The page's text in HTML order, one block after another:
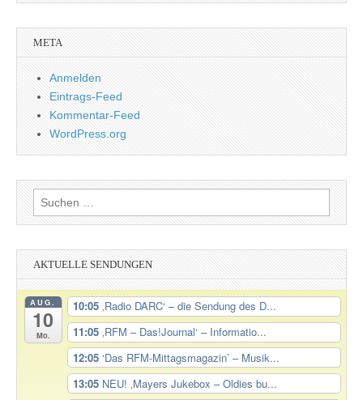
META
Anmelden
Eintrags-Feed
Kommentar-Feed
WordPress.org
Suchen
nach:
AKTUELLE SENDUNGEN
AUG.
10
Mo.
10:05 ‚Radio DARC‘ – die Sendung des D...
11:05 ‚RFM – Das!Journal‘ – Informatio...
12:05 ‘Das RFM-Mittagsmagazin’ – Musik...
13:05 NEU! ‚Mayers Jukebox – Oldies bu...